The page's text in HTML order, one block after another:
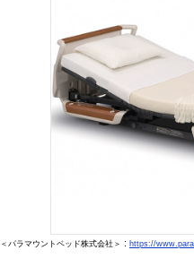
＜パラマウントベッド株式会社＞ : https://